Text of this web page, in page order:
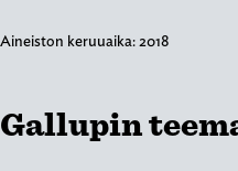
Aineiston keruuaika: 2018
Gallupin